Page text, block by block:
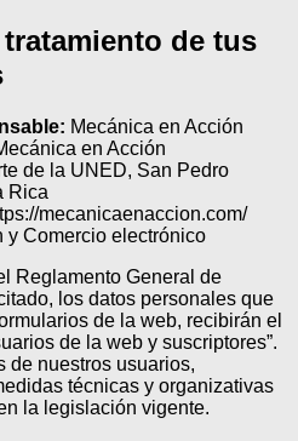
de tus
Mecánica en Acción
en Acción
de la UNED, San Pedro
Rica
mecanicaenaccion.com/
y Comercio electrónico
Reglamento General de
los datos personales que
de la web, recibirán el
de la web y suscriptores”.
de nuestros usuarios,
técnicas y organizativas
la legislación vigente.